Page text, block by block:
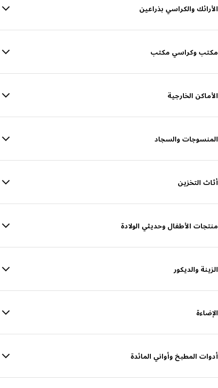
الأرائك والكراسي بذراعين
مكتب وكراسي مكتب
الأماكن الخارجية
المنسوجات والسجاد
أثاث التخزين
منتجات الأطفال وحديثي الولادة
الزينة والديكور
الإضاءة
أدوات المطبخ وأواني المائدة